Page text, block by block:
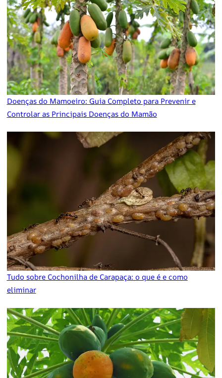
Doenças do Mamoeiro: Guia Completo para Prevenir e
Controlar as Principais Doenças do Mamão
Tudo sobre Cochonilha de Carapaça: o que é e como
eliminar